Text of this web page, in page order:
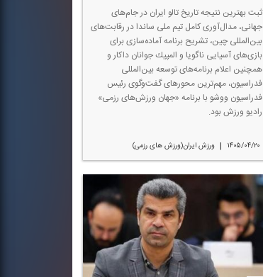
ثبت بهترین نتیجه تاریخ تالو ایران در جام‌های
جهانی، مدال‌آوری كامل تیم ملی ساندا در رقابت‌های
بین‌المللی چین، تشریح برنامه آماده‌سازی برای
بازی‌های آسیایی ناگویا و المپیك جوانان داكار و
همچنین اعلام برنامه‌های توسعه بین‌المللی
فدراسیون، مهم‌ترین محورهای گفت‌وگوی رئیس
فدراسیون ووشو با برنامه «جهان ورزش‌های رزمی»
رادیو ورزش بود.
۱۴۰۵/۰۴/۲۰ | ورزش ایران(ورزش های رزمی)